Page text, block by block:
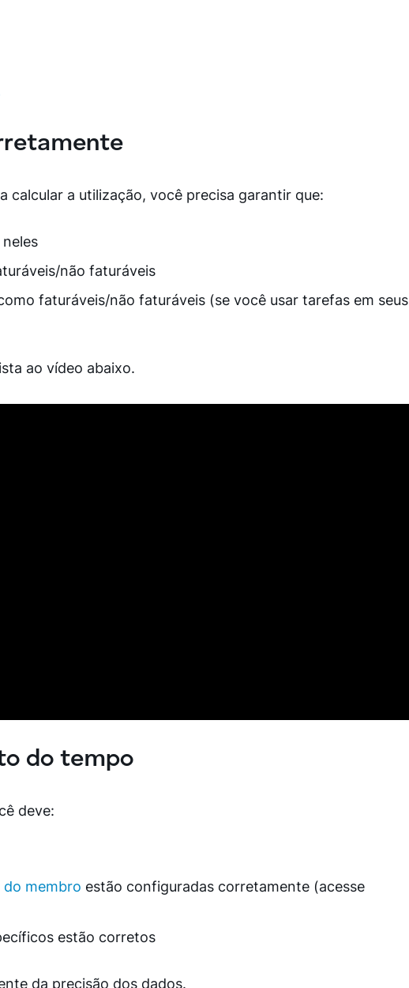
calcular a utilização, você precisa garantir que:
não faturáveis
faturáveis/não faturáveis ​​(se você usar tarefas em seus
ao vídeo abaixo.
do tempo
deve:
membro estão configuradas corretamente (acesse
estão corretos
da precisão dos dados.